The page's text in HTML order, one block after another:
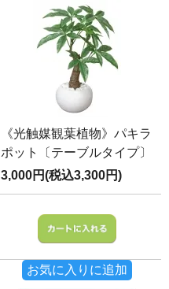
《光触媒観葉植物》パキラ
ポット〔テーブルタイプ〕
3,000円(税込3,300円)
お気に入りに追加